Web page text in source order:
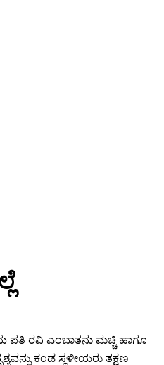
ಪತಿ ರವಿ ಎಂಬಾತನು ಮಚ್ಚಿ ಹಾಗೂ
ಕಂಡ ಸ್ಥಳೀಯರು ತಕ್ಷಣ